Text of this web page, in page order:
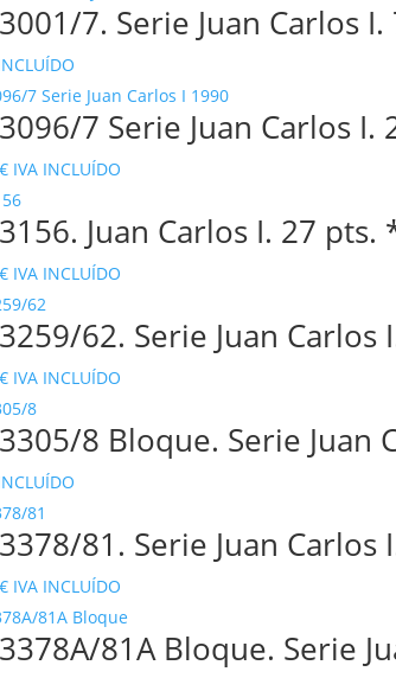
7. Serie Juan Carlos
7 Serie Juan Carlos
€El
precio
actual
IVA INCLUÍDO
Juan Carlos I. 27 pts.
€El
precio
actual
IVA INCLUÍDO
62. Serie Juan
€El
precio
actual
IVA INCLUÍDO
8 Bloque. Serie Juan
81. Serie Juan
€El
precio
actual
IVA INCLUÍDO
81A Bloque. Serie